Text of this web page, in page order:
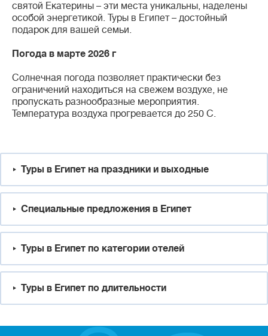
святой Екатерины – эти места уникальны, наделены
особой энергетикой. Туры в Египет – достойный
подарок для вашей семьи.
Погода в марте 2026 г
Солнечная погода позволяет практически без
ограничений находиться на свежем воздухе, не
пропускать разнообразные мероприятия.
Температура воздуха прогревается до 250 С.
Туры в Египет на праздники и выходные
Специальные предложения в Египет
Туры в Египет по категории отелей
Туры в Египет по длительности